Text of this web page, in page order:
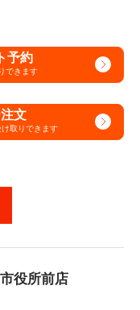
予約
できます
文
取りできます
役所前店